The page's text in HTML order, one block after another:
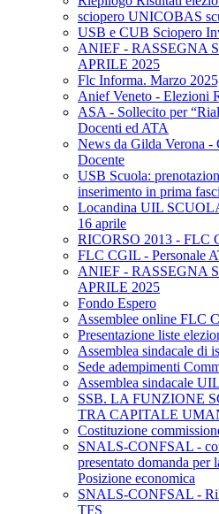
sciopero UNICOBAS
USB e CUB Sciopero
ANIEF - RASSEGNA
APRILE 2025
Flc Informa. Marzo
Anief Veneto - Elezioni
ASA - Sollecito per
Docenti ed ATA
News da Gilda Verona -
Docente
USB Scuola:
inserimento in prima
Locandina UIL
16 aprile
RICORSO 2013 - FLC
FLC CGIL - Personale
ANIEF - RASSEGNA
APRILE 2025
Fondo Espero
Assemblee online FLC
Presentazione liste
Assemblea sindacale di
Sede adempimenti
Assemblea sindacale
SSB. LA FUNZIONE
TRA CAPITALE
Costituzione
SNALS-CONFSAL -
presentato domanda per
Posizione economica
SNALS-CONFSAL -
TFS